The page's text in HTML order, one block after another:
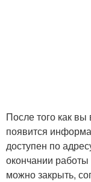
После того как
появится
доступен по
окончании
можно закрыть,